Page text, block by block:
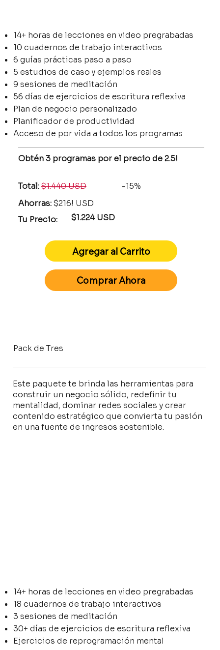
14+ horas de lecciones en video pregrabadas
10 cuadernos de trabajo interactivos
6 guías prácticas paso a paso
5 estudios de caso y ejemplos reales
9 sesiones de meditación
56 días de ejercicios de escritura reflexiva
Plan de negocio personalizado
Planificador de productividad
Acceso de por vida a todos los programas
Obtén 3 programas por el precio de 2.5!
Total:$1.440 USD
Tu Precio:
Agregar al Carrito
$1.224 USD
-15%
Ahorras:$216! USD
Comprar Ahora
Pack de Tres
Este paquete te brinda las herramientas para
construir un negocio sólido, redefinir tu
mentalidad, dominar redes sociales y crear
contenido estratégico que convierta tu pasión
en una fuente de ingresos sostenible.
14+ horas de lecciones en video pregrabadas
18 cuadernos de trabajo interactivos
3 sesiones de meditación
30+ días de ejercicios de escritura reflexiva
Ejercicios de reprogramación mental